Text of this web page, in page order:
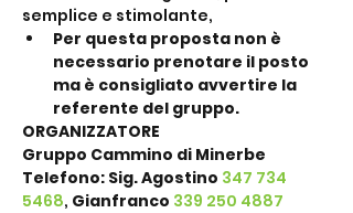
semplice e stimolante,
Per questa proposta non è
necessario prenotare il posto
ma è consigliato avvertire la
referente del gruppo.
ORGANIZZATORE
Gruppo Cammino di Minerbe
Telefono: Sig. Agostino 347 734
5468, Gianfranco 339 250 4887